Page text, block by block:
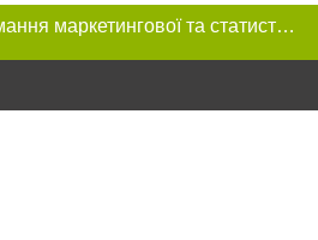
Цей сайт використовує «cookies». Також веб-сайт використовує інтернет-сервіс для збору технічних даних стосовно відвідувачів з метою отримання маркетингової та статистичної інформації. Умови обробки даних відвідувачів сайту див.